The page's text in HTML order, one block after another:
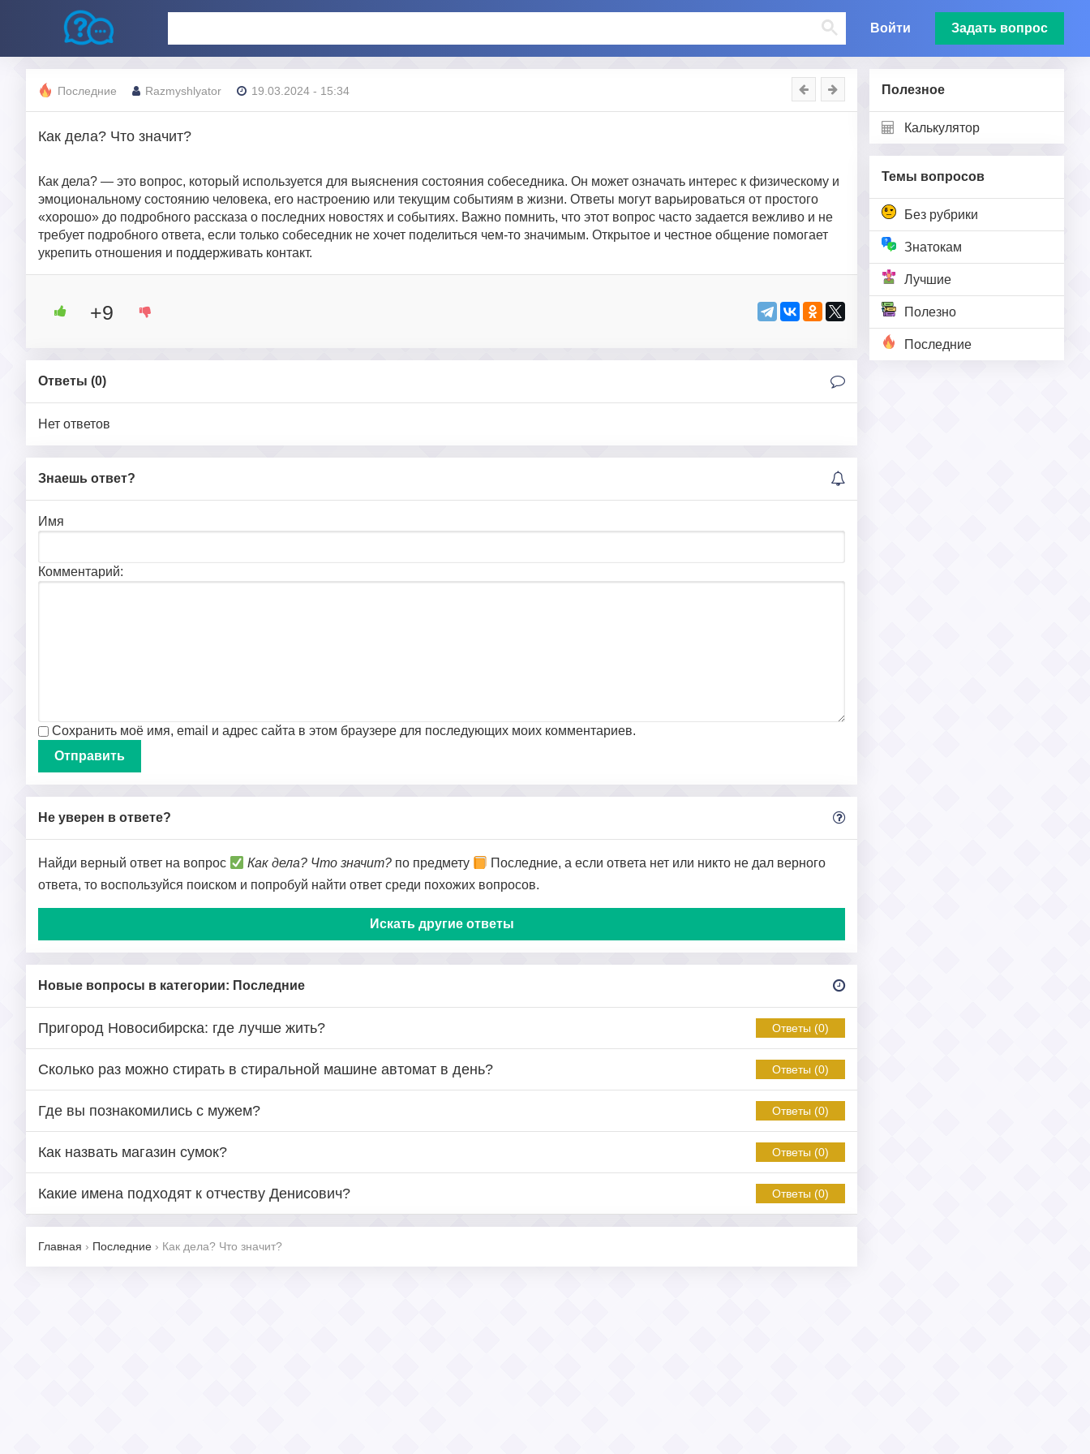
Войти Задать вопрос
Полезное
Калькулятор
Темы вопросов
Без рубрики
Знатокам
Лучшие
Полезно
Последние
Последние Razmyshlyator 19.03.2024 - 15:34
Как дела? Что значит?
Как дела? — это вопрос, который используется для выяснения состояния собеседника. Он может означать интерес к физическому и
эмоциональному состоянию человека, его настроению или текущим событиям в жизни. Ответы могут варьироваться от простого
«хорошо» до подробного рассказа о последних новостях и событиях. Важно помнить, что этот вопрос часто задается вежливо и не
требует подробного ответа, если только собеседник не хочет поделиться чем-то значимым. Открытое и честное общение помогает
укрепить отношения и поддерживать контакт.
+9
Ответы (0)
Нет ответов
Знаешь ответ?
Имя
Комментарий:
Сохранить моё имя, email и адрес сайта в этом браузере для последующих моих комментариев.
Не уверен в ответе?
Найди верный ответ на вопрос Как дела? Что значит? по предмету
Последние, а если ответа нет или никто не дал верного
ответа, то воспользуйся поиском и попробуй найти ответ среди похожих вопросов.
Искать другие ответы
Новые вопросы в категории: Последние
Пригород Новосибирска: где лучше жить? Ответы (0)
Сколько раз можно стирать в стиральной машине автомат в день? Ответы (0)
Где вы познакомились с мужем? Ответы (0)
Как назвать магазин сумок? Ответы (0)
Какие имена подходят к отчеству Денисович? Ответы (0)
Главная › Последние › Как дела? Что значит?